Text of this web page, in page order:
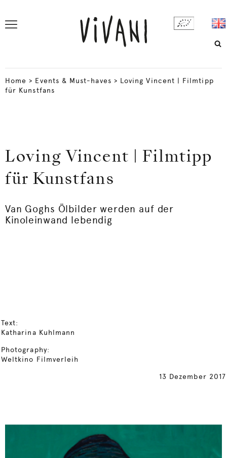
Home > Events & Must-haves > Loving Vincent | Filmtipp
für Kunstfans
Loving Vincent | Filmtipp
für Kunstfans
Van Goghs Ölbilder werden auf der
Kinoleinwand lebendig
Text:
Katharina Kuhlmann
Photography:
Weltkino Filmverleih
13 Dezember 2017